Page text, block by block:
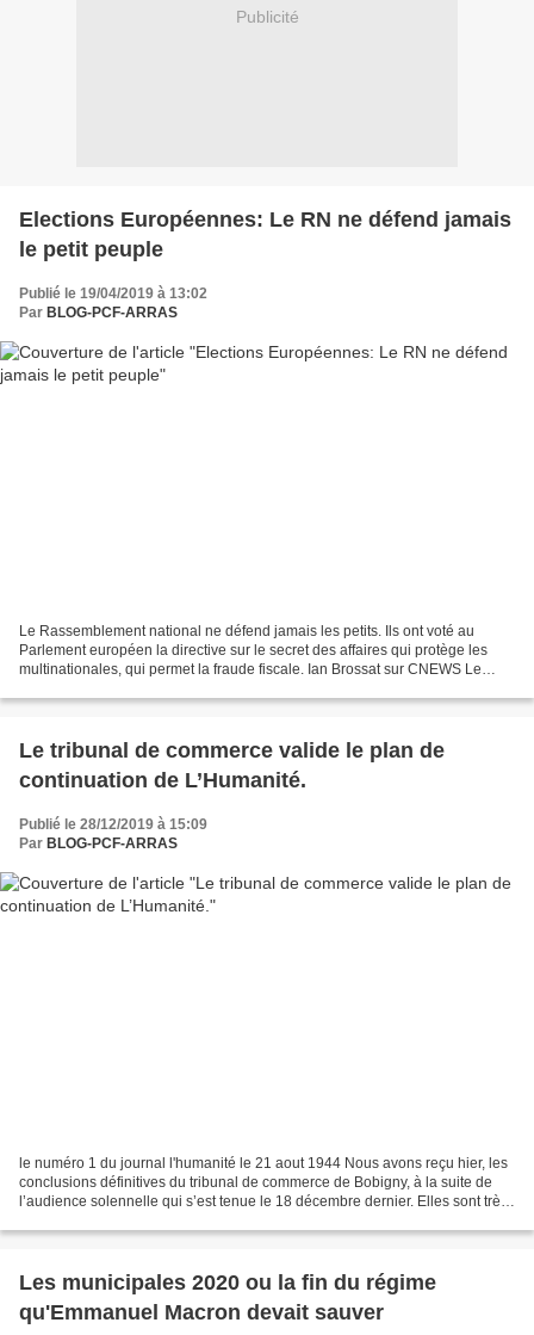
Publicité
Elections Européennes: Le RN ne défend jamais
le petit peuple
Publié le 19/04/2019 à 13:02
Par BLOG-PCF-ARRAS
Le Rassemblement national ne défend jamais les petits. Ils ont voté au
Parlement européen la directive sur le secret des affaires qui protège les
multinationales, qui permet la fraude fiscale. Ian Brossat sur CNEWS Le
Le tribunal de commerce valide le plan de
continuation de L’Humanité.
Publié le 28/12/2019 à 15:09
Par BLOG-PCF-ARRAS
le numéro 1 du journal l'humanité le 21 aout 1944 Nous avons reçu hier, les
conclusions définitives du tribunal de commerce de Bobigny, à la suite de
l’audience solennelle qui s’est tenue le 18 décembre dernier. Elles sont très
Les municipales 2020 ou la fin du régime
qu'Emmanuel Macron devait sauver